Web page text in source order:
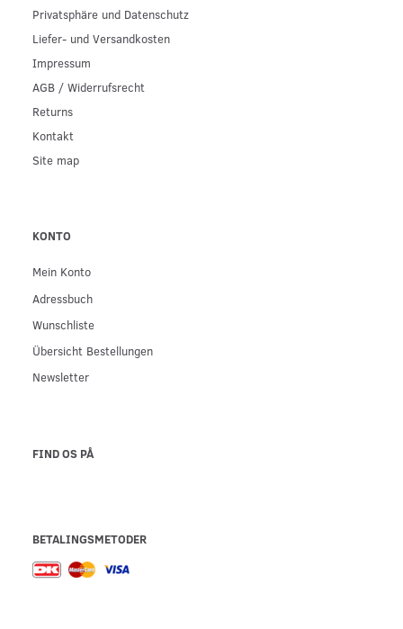
Privatsphäre und Datenschutz
Liefer- und Versandkosten
Impressum
AGB / Widerrufsrecht
Returns
Kontakt
Site map
KONTO
Mein Konto
Adressbuch
Wunschliste
Übersicht Bestellungen
Newsletter
FIND OS PÅ
BETALINGSMETODER